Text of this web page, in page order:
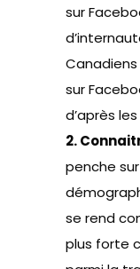
sur
sur
d’après
2.
penche
se rend
plus forte